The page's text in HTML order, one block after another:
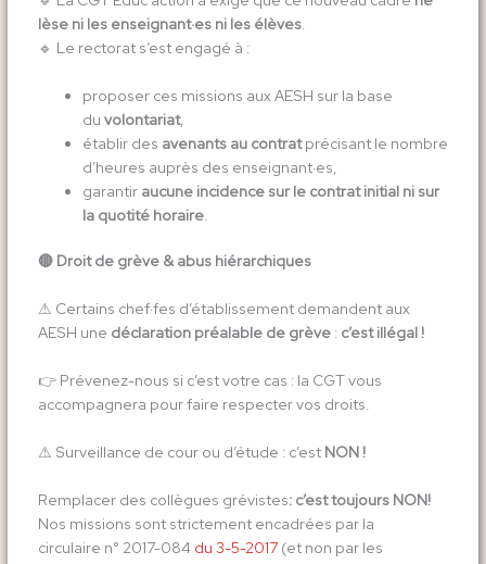
lèse ni les enseignant·es ni les élèves.
🔹 Le rectorat s’est engagé à :
proposer ces missions aux AESH sur la base
du volontariat,
établir des avenants au contratprécisant le nombre
d’heures auprès des enseignant·es,
garantir aucune incidence sur le contrat initial ni sur
la quotité horaire.
🔴 Droit de grève & abus hiérarchiques
⚠ Certains chef·fes d’établissement demandent aux
AESH une déclaration préalable de grève: c’est illégal !
👉 Prévenez-nous si c’est votre cas : la CGT vous
accompagnera pour faire respecter vos droits.
⚠ Surveillance de cour ou d’étude : c’estNON !
Remplacer des collègues grévistes: c’est toujours NON!
Nos missions sont strictement encadrées par la
circulaire n° 2017-084 du 3-5-2017(et non par les